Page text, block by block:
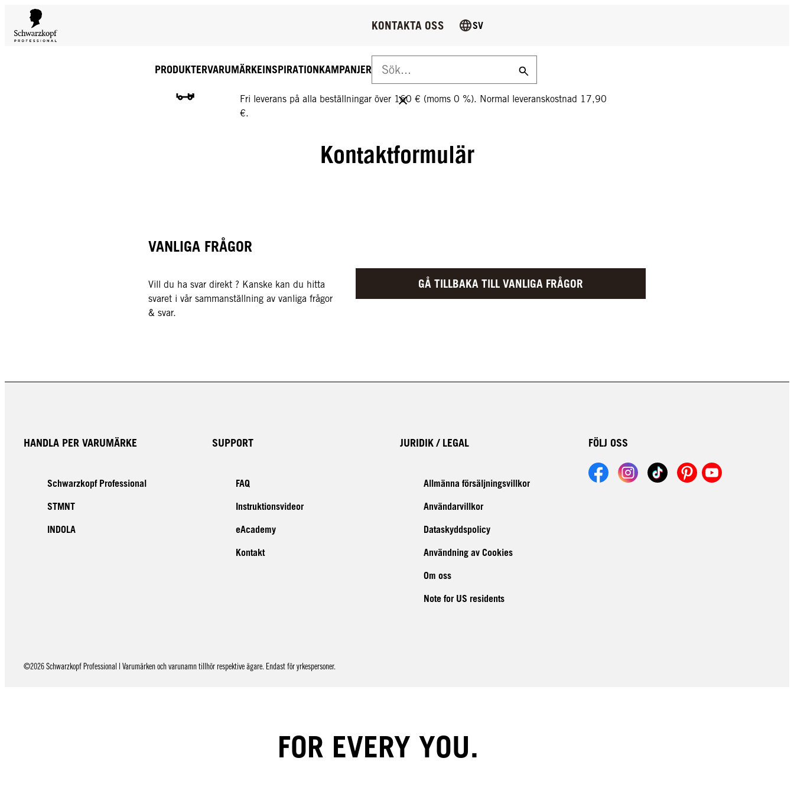
GRATIS LEVERANS PÅ ALLA BESTÄLLNINGAR ÖVER 160 €!
Fri leverans på alla beställningar över 160 € (moms 0 %). Normal leveranskostnad 17,90
€.
PRODUKTERVARUMÄRKEINSPIRATIONKAMPANJER
KONTAKTA OSS SV
Kontaktformulär
VANLIGA FRÅGOR
Vill du ha svar direkt ? Kanske kan du hitta
svaret i vår sammanställning av vanliga frågor
& svar.
GÅ TILLBAKA TILL VANLIGA FRÅGOR
HANDLA PER VARUMÄRKE
Schwarzkopf Professional
STMNT
INDOLA
SUPPORT
FAQ
Instruktionsvideor
eAcademy
Kontakt
JURIDIK / LEGAL
Allmänna försäljningsvillkor
Användarvillkor
Dataskyddspolicy
Användning av Cookies
Om oss
Note for US residents
FÖLJ OSS
©2026 Schwarzkopf Professional | Varumärken och varunamn tillhör respektive ägare. Endast för yrkespersoner.
FOR EVERY YOU.